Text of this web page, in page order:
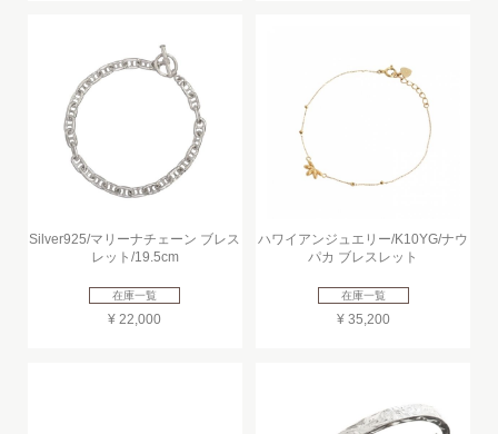
Silver925/マリーナチェーン ブレス
レット/19.5cm
在庫一覧
¥ 22,000
ハワイアンジュエリー/K10YG/ナウ
パカ ブレスレット
在庫一覧
¥ 35,200